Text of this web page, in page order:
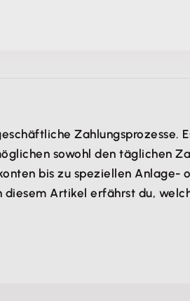
Zahlungsprozesse.
sowohl den täglichen
bis zu speziellen Anlage-
Artikel erfährst du,